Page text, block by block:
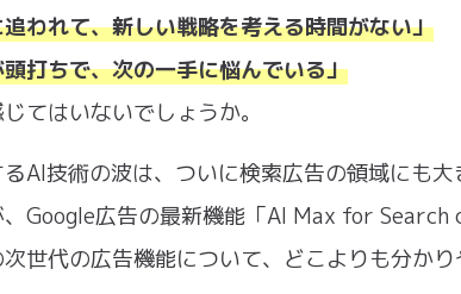
われて、新しい戦略を考える時間がない」
打ちで、次の一手に悩んでいる」
てはいないでしょうか。
AI技術の波は、ついに検索広告の領域にも大
Google広告の最新機能「AI Max for Search
世代の広告機能について、どこよりも分か